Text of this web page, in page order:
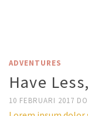
ADVENTURES
Have
10 FEBRUARI 2017